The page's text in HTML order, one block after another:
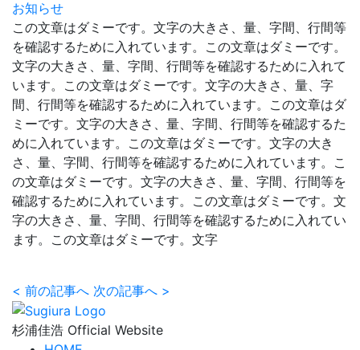
お知らせ
この文章はダミーです。文字の大きさ、量、字間、行間等
を確認するために入れています。この文章はダミーです。
文字の大きさ、量、字間、行間等を確認するために入れて
います。この文章はダミーです。文字の大きさ、量、字
間、行間等を確認するために入れています。この文章はダ
ミーです。文字の大きさ、量、字間、行間等を確認するた
めに入れています。この文章はダミーです。文字の大き
さ、量、字間、行間等を確認するために入れています。こ
の文章はダミーです。文字の大きさ、量、字間、行間等を
確認するために入れています。この文章はダミーです。文
字の大きさ、量、字間、行間等を確認するために入れてい
ます。この文章はダミーです。文字
< 前の記事へ 次の記事へ >
杉浦佳浩 Official Website